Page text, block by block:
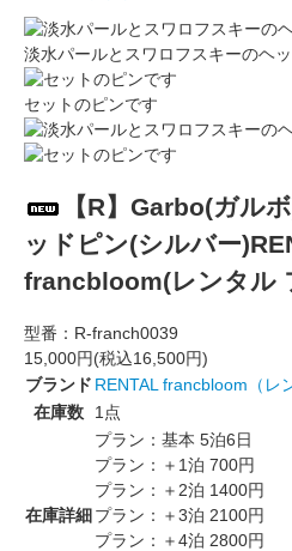
淡水パールとスワロフスキーのヘ
セットのピンです
【R】Garbo(ガル
ッドピン(シルバー
francbloom(レンタル
型番： R-franch0039
15,000円(税込16,500円)
ブランド RENTAL francbloom（レ
在庫数
1点
在庫詳細
プラン：基本 5泊6日
プラン：＋1泊 700円
プラン：＋2泊 1400円
プラン：＋3泊 2100円
プラン：＋4泊 2800円